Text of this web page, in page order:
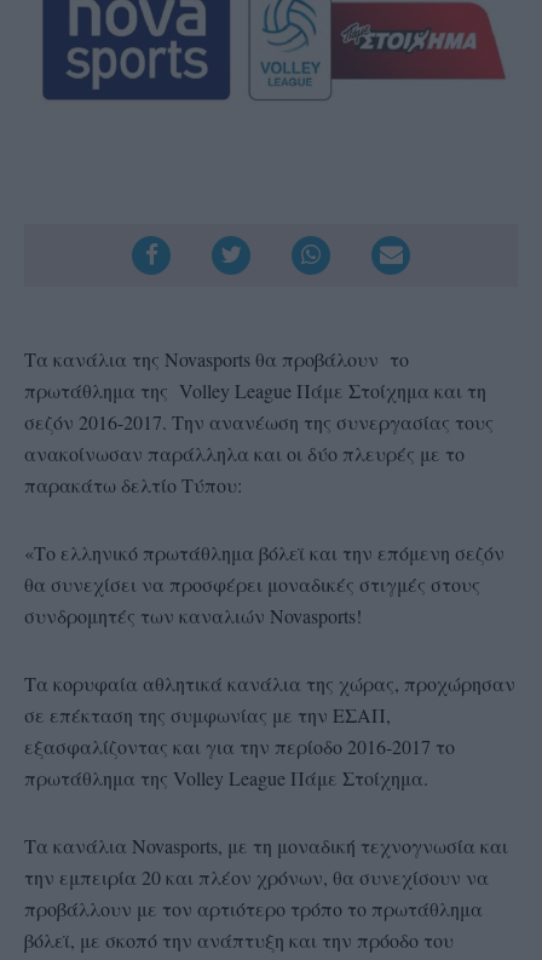
Τα κανάλια της Novasports θα προβάλουν το
πρωτάθλημα της Volley League Πάμε Στοίχημα και τη
σεζόν 2016-2017. Την ανανέωση της συνεργασίας τους
ανακοίνωσαν παράλληλα και οι δύο πλευρές με το
παρακάτω δελτίο Τύπου:
«Το ελληνικό πρωτάθλημα βόλεϊ και την επόμενη σεζόν
θα συνεχίσει να προσφέρει μοναδικές στιγμές στους
συνδρομητές των καναλιών Novasports!
Τα κορυφαία αθλητικά κανάλια της χώρας, προχώρησαν
σε επέκταση της συμφωνίας με την ΕΣΑΠ,
εξασφαλίζοντας και για την περίοδο 2016-2017 το
πρωτάθλημα της Volley League Πάμε Στοίχημα.
Τα κανάλια Novasports, με τη μοναδική τεχνογνωσία και
την εμπειρία 20 και πλέον χρόνων, θα συνεχίσουν να
προβάλλουν με τον αρτιότερο τρόπο το πρωτάθλημα
βόλεϊ, με σκοπό την ανάπτυξη και την πρόοδο του